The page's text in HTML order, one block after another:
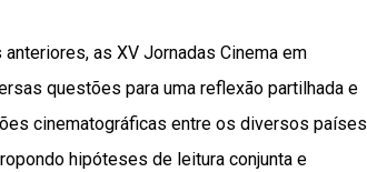
as XV Jornadas Cinema em
questões para uma reflexão partilhada e
cinematográficas entre os diversos países
hipóteses de leitura conjunta e